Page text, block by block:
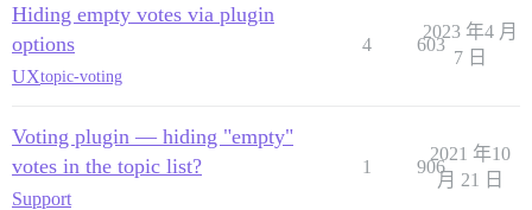
Hiding empty votes via plugin
options
UXtopic-voting
4 603
2023 年4 月
7 日
Voting plugin — hiding "empty"
votes in the topic list?
Support
1 906
2021 年10
月 21 日